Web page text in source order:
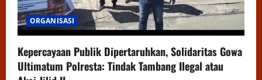
ORGANISASI
Kepercayaan Publik Dipertaruhkan, Solidaritas Gowa
Ultimatum Polresta: Tindak Tambang Ilegal atau